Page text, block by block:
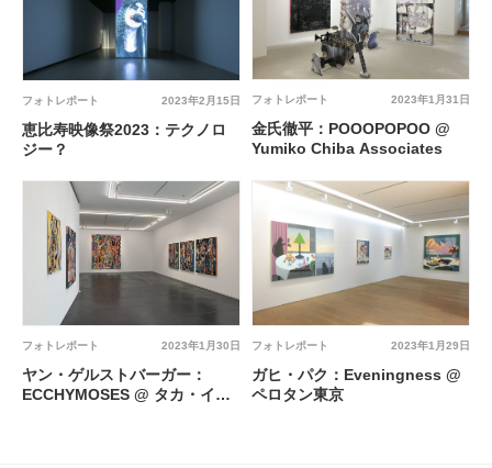
2023年2月15日
フォトレポート
恵比寿映像祭2023：テクノロ
ジー？
2023年1月31日
フォトレポート
金氏徹平：POOOPOPOO @
Yumiko Chiba Associates
2023年1月30日
フォトレポート
ヤン・ゲルストバーガー：
ECCHYMOSES @ タカ・イシ
2023年1月29日
フォトレポート
ガヒ・パク：Eveningness @
ペロタン東京